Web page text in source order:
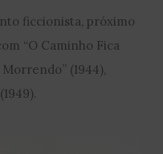
ficcionista, próximo
“O Caminho Fica
(1944),